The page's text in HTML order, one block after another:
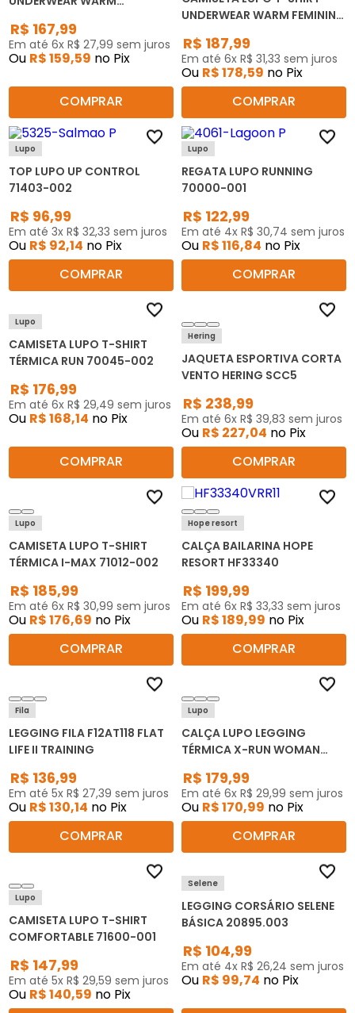
R$ 167,99
Em até 6x R$ 27,99 sem juros
Ou R$159,59 no Pix
COMPRAR
UNDERWEAR WARM FEMININA
R$ 187,99
Em até 6x R$ 31,33 sem juros
Ou R$178,59 no Pix
COMPRAR
Lupo
TOP LUPO UP CONTROL
71403-002
R$ 96,99
Em até 3x R$ 32,33 sem juros
Ou R$ 92,14 no Pix
COMPRAR
Lupo
REGATA LUPO RUNNING
70000-001
R$ 122,99
Em até 4x R$ 30,74 sem juros
Ou R$116,84 no Pix
COMPRAR
Lupo
CAMISETA LUPO T-SHIRT
TÉRMICA RUN 70045-002
R$ 176,99
Em até 6x R$ 29,49 sem juros
Ou R$168,14 no Pix
COMPRAR
Hering
JAQUETA ESPORTIVA CORTA
VENTO HERING SCC5
R$ 238,99
Em até 6x R$ 39,83 sem juros
Ou R$ 227,04 no Pix
COMPRAR
Lupo
CAMISETA LUPO T-SHIRT
TÉRMICA I-MAX 71012-002
R$ 185,99
Em até 6x R$ 30,99 sem juros
Ou R$176,69 no Pix
COMPRAR
Hope resort
CALÇA BAILARINA HOPE
RESORT HF33340
R$ 199,99
Em até 6x R$ 33,33 sem juros
Ou R$189,99 no Pix
COMPRAR
Fila
LEGGING FILA F12AT118 FLAT
LIFE II TRAINING
R$ 136,99
Em até 5x R$ 27,39 sem juros
Ou R$130,14 no Pix
COMPRAR
Lupo
CALÇA LUPO LEGGING
TÉRMICA X-RUN WOMAN
R$ 179,99
Em até 6x R$ 29,99 sem juros
Ou R$170,99 no Pix
COMPRAR
Lupo
CAMISETA LUPO T-SHIRT
COMFORTABLE 71600-001
R$ 147,99
Em até 5x R$ 29,59 sem juros
Ou R$140,59 no Pix
Selene
LEGGING CORSÁRIO SELENE
BÁSICA 20895.003
R$ 104,99
Em até 4x R$ 26,24 sem juros
Ou R$ 99,74 no Pix